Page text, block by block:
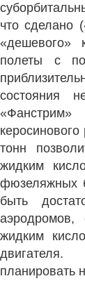
что сделано
«дешевого»
полеты с
состояния
тонн
жидким
фюзеляжных
быть
аэродромов,
жидким
планировать